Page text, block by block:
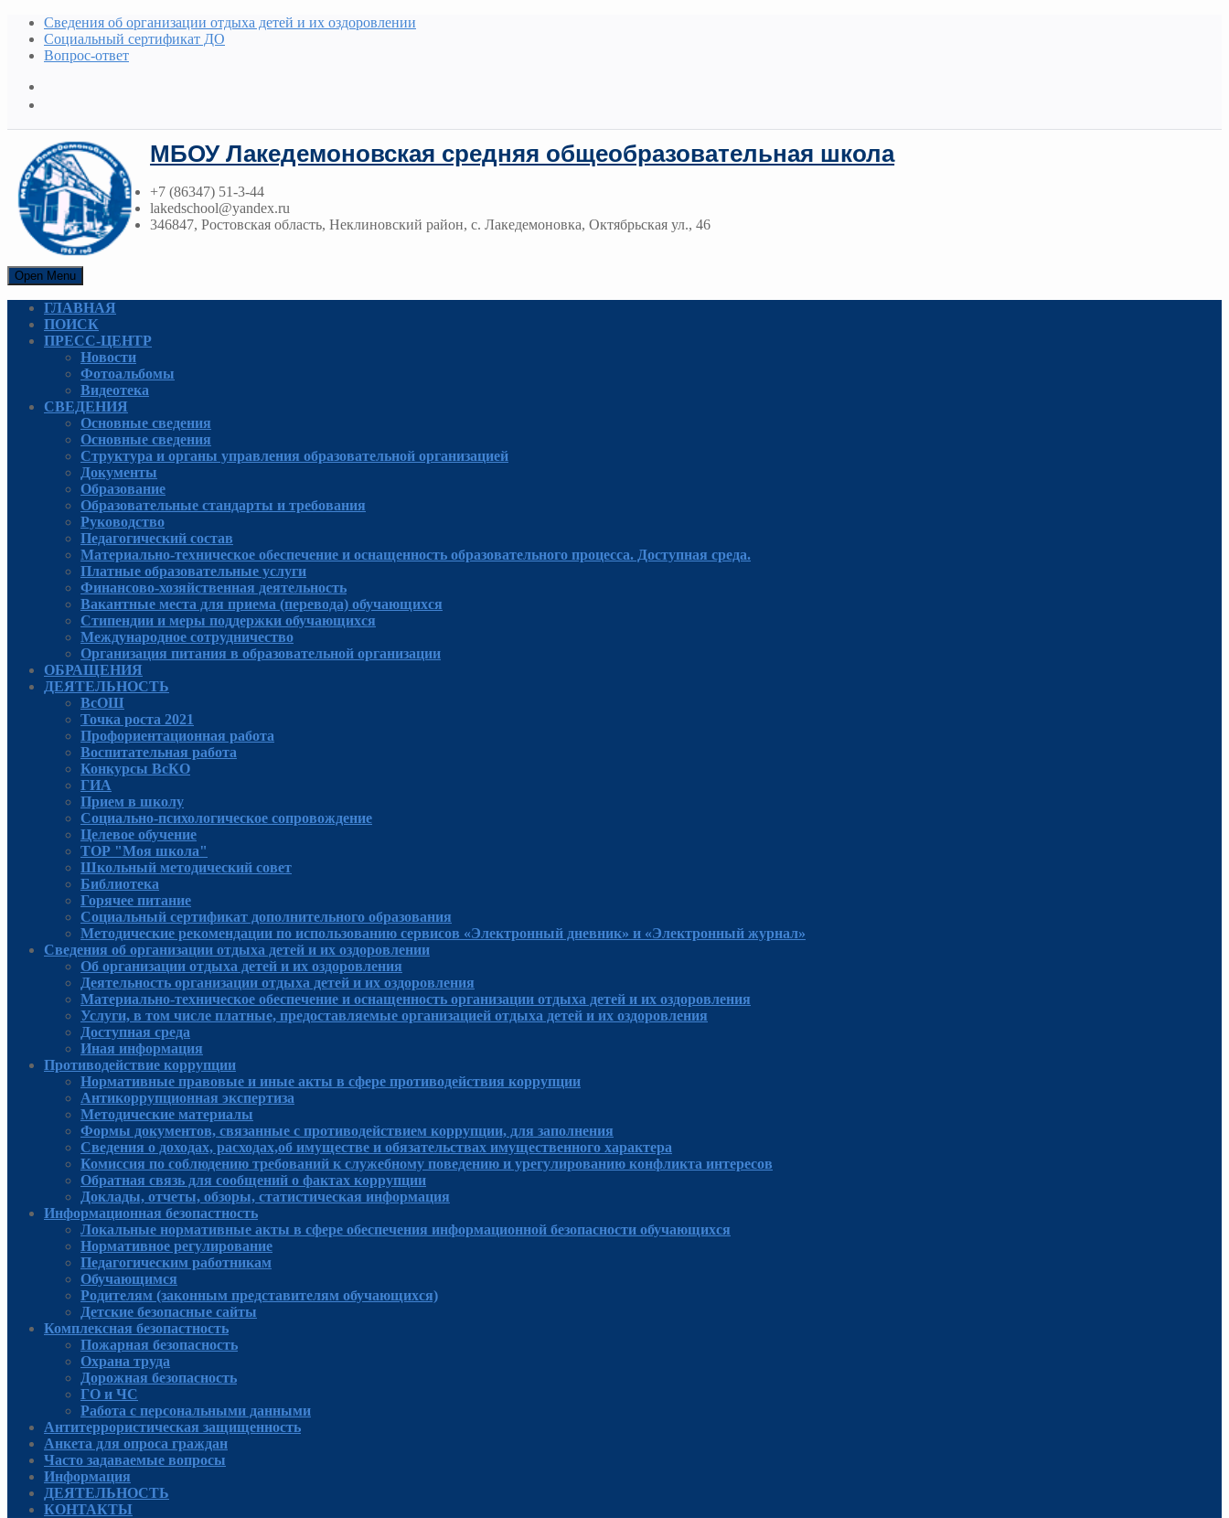
Сведения об организации отдыха детей и их оздоровлении
Социальный сертификат ДО
Вопрос-ответ
МБОУ Лакедемоновская средняя общеобразовательная школа
+7 (86347) 51-3-44
lakedschool@yandex.ru
346847, Ростовская область, Неклиновский район, с. Лакедемоновка, Октябрьская ул., 46
Open Menu
ГЛАВНАЯ
ПОИСК
ПРЕСС-ЦЕНТР
Новости
Фотоальбомы
Видеотека
СВЕДЕНИЯ
Основные сведения
Основные сведения
Структура и органы управления образовательной организацией
Документы
Образование
Образовательные стандарты и требования
Руководcтво
Педагогический состав
Материально-техническое обеспечение и оснащенность образовательного процесса. Доступная среда.
Платные образовательные услуги
Финансово-хозяйственная деятельность
Вакантные места для приема (перевода) обучающихся
Стипендии и меры поддержки обучающихся
Международное сотрудничество
Организация питания в образовательной организации
ОБРАЩЕНИЯ
ДЕЯТЕЛЬНОСТЬ
ВсОШ
Точка роста 2021
Профориентационная работа
Воспитательная работа
Конкурсы ВсКО
ГИА
Прием в школу
Социально-психологическое сопровождение
Целевое обучение
ТОР "Моя школа"
Школьный методический совет
Библиотека
Горячее питание
Социальный сертификат дополнительного образования
Методические рекомендации по использованию сервисов «Электронный дневник» и «Электронный журнал»
Сведения об организации отдыха детей и их оздоровлении
Об организации отдыха детей и их оздоровления
Деятельность организации отдыха детей и их оздоровления
Материально-техническое обеспечение и оснащенность организации отдыха детей и их оздоровления
Услуги, в том числе платные, предоставляемые организацией отдыха детей и их оздоровления
Доступная среда
Иная информация
Противодействие коррупции
Нормативные правовые и иные акты в сфере противодействия коррупции
Антикоррупционная экспертиза
Методические материалы
Формы документов, связанные с противодействием коррупции, для заполнения
Сведения о доходах, расходах,об имуществе и обязательствах имущественного характера
Комиссия по соблюдению требований к служебному поведению и урегулированию конфликта интересов
Обратная связь для сообщений о фактах коррупции
Доклады, отчеты, обзоры, статистическая информация
Информационная безопастность
Локальные нормативные акты в сфере обеспечения информационной безопасности обучающихся
Нормативное регулирование
Педагогическим работникам
Обучающимся
Родителям (законным представителям обучающихся)
Детские безопасные сайты
Комплексная безопастность
Пожарная безопасность
Охрана труда
Дорожная безопасность
ГО и ЧС
Работа с персональными данными
Антитеррористическая защищенность
Анкета для опроса граждан
Часто задаваемые вопросы
Информация
ДЕЯТЕЛЬНОСТЬ
КОНТАКТЫ